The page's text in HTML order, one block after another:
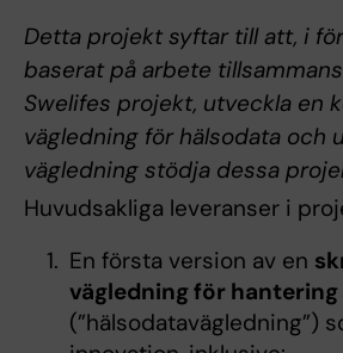
Detta projekt syftar till att, i
baserat på arbete
Swelifes projekt, utveckla en
vägledning för hälsodata och
vägledning stödja dessa
Huvudsakliga leveranser i
En första version av en
vägledning för
(”hälsodatavägledning”)